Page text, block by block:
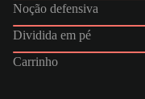
Noção defensiva
Dividida em pé
Carrinho